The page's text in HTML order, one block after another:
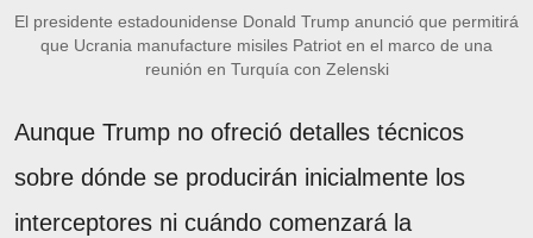
El presidente estadounidense Donald Trump anunció que permitirá
que Ucrania manufacture misiles Patriot en el marco de una
reunión en Turquía con Zelenski
Aunque Trump no ofreció detalles técnicos
sobre dónde se producirán inicialmente los
interceptores ni cuándo comenzará la